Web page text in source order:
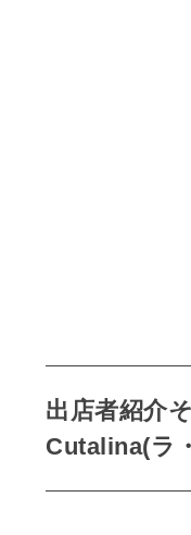
出店者紹介
Cutalina(ラ